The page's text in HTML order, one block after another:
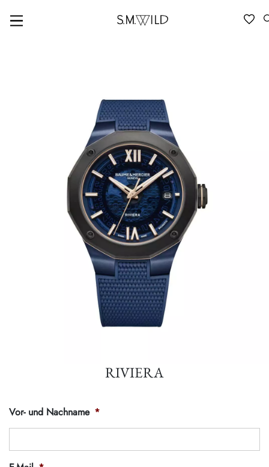
Vor- und Nachname *
RIVIERA